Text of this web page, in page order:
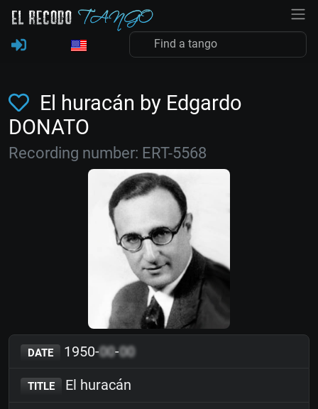
El huracán by Edgardo
DONATO
Recording number: ERT-5568
DATE 1950-00-00
TITLE El huracán